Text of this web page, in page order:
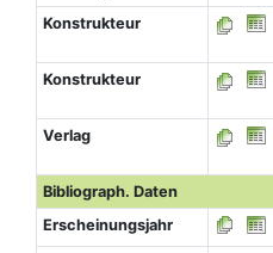
Konstrukteur
Konstrukteur
Verlag
Bibliograph. Daten
Erscheinungsjahr